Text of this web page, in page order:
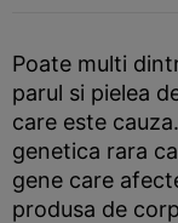
Poate multi
parul si pielea
care este cauza.
genetica rara
gene care
produsa de